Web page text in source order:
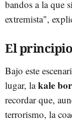
bandos a la que
extremista",
El
Bajo este
lugar, lakale
recordar que,
terrorismo, la